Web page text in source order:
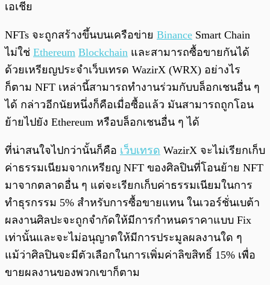
เอเชีย
NFTs จะถูกสร้างขึ้นบนเครือข่าย Binance Smart Chain
ไม่ใช่ Ethereum Blockchain และสามารถซื้อขายกันได้
ด้วยเหรียญประจำเว็บเทรด WazirX (WRX) อย่างไร
ก็ตาม NFT เหล่านี้สามารถทำงานร่วมกับบล็อกเชนอื่น ๆ
ได้ กล่าวอีกนัยหนึ่งก็คือเมื่อซื้อแล้ว มันสามารถถูกโอน
ย้ายไปยัง Ethereum หรือบล็อกเชนอื่น ๆ ได้
ที่น่าสนใจไปกว่านั้นก็คือ เว็บเทรด WazirX จะไม่เรียกเก็บ
ค่าธรรมเนียมจากเหรียญ NFT ของศิลปินที่โอนย้าย NFT
มาจากตลาดอื่น ๆ แต่จะเรียกเก็บค่าธรรมเนียมในการ
ทำธุรกรรม 5% สำหรับการซื้อขายแทน ในเวอร์ชั่นเบต้า
ผลงานศิลปะจะถูกจำกัดให้มีการกำหนดราคาแบบ Fix
เท่านั้นและจะไม่อนุญาตให้มีการประมูลผลงานใด ๆ
แม้ว่าศิลปินจะมีตัวเลือกในการเพิ่มค่าลิขสิทธิ์ 15% เพื่อ
ขายผลงานของพวกเขาก็ตาม